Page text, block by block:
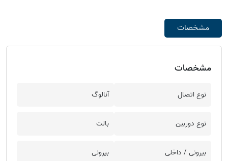
مشخصات
مشخصات
نوع اتصال آنالوگ
نوع دوربین بالت
بیرونی / داخلی بیرونی